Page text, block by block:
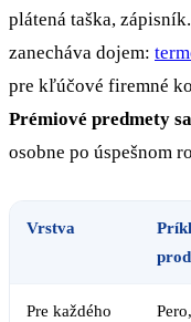
plátená taška,
zanecháva dojem:
pre kľúčové firemné
Prémiové predmety
osobne po úspešnom
Vrstva
Pre každého